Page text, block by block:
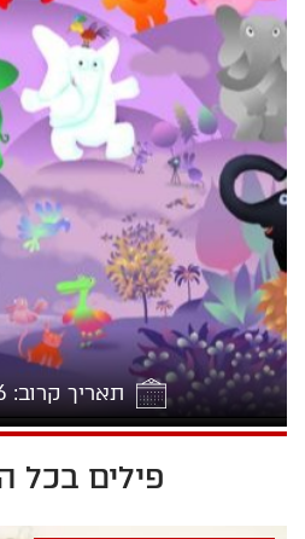
תאריך קרוב: 25.08.2026
פילים בכל